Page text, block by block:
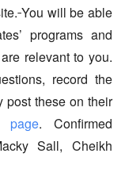
. You will be able
programs and
relevant to you.
record the
post these on their
page. Confirmed
Sall, Cheikh